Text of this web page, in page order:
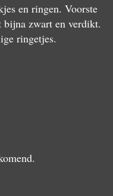
en ringen. Voorste
bijna zwart en verdikt.
ringetjes.